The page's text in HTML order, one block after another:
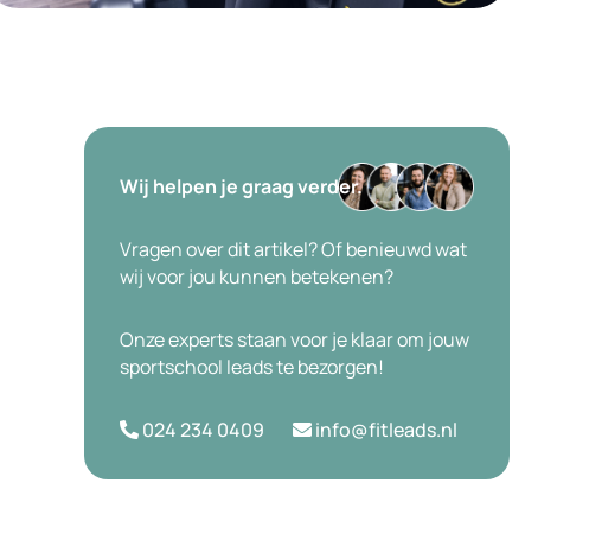
Wij helpen je graag verder.
Vragen over dit artikel? Of benieuwd wat
wij voor jou kunnen betekenen?
Onze experts staan voor je klaar om jouw
sportschool leads te bezorgen!
024 234 0409 info@fitleads.nl